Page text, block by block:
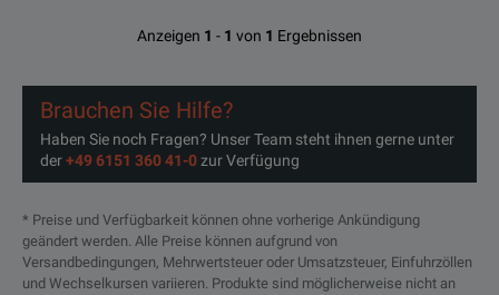
Anzeigen 1 - 1 von 1 Ergebnissen
Brauchen Sie Hilfe?
Haben Sie noch Fragen? Unser Team steht ihnen gerne unter
der+49 6151 360 41-0zur Verfügung
* Preise und Verfügbarkeit können ohne vorherige Ankündigung
geändert werden. Alle Preise können aufgrund von
Versandbedingungen, Mehrwertsteuer oder Umsatzsteuer, Einfuhrzöllen
und Wechselkursen variieren. Produkte sind möglicherweise nicht an